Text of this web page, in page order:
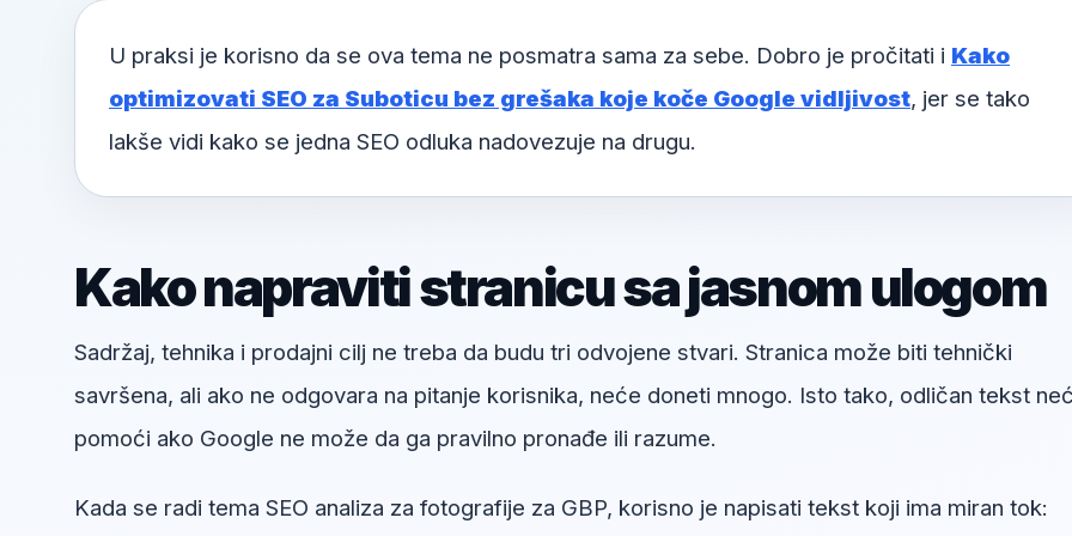
U praksi je korisno da se ova tema ne posmatra sama za sebe. Dobro je pročitati i Kako
optimizovati SEO za Suboticu bez grešaka koje koče Google vidljivost, jer se tako
lakše vidi kako se jedna SEO odluka nadovezuje na drugu.
Kako napraviti stranicu sa jasnom ulogom
Sadržaj, tehnika i prodajni cilj ne treba da budu tri odvojene stvari. Stranica može biti tehnički
savršena, ali ako ne odgovara na pitanje korisnika, neće doneti mnogo. Isto tako, odličan tekst
pomoći ako Google ne može da ga pravilno pronađe ili razume.
Kada se radi tema SEO analiza za fotografije za GBP, korisno je napisati tekst koji ima miran tok: